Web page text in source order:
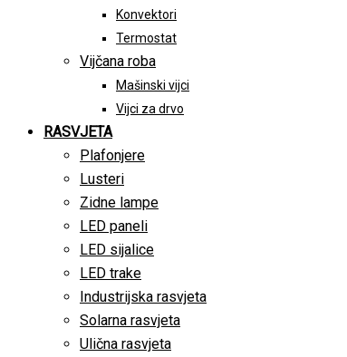
Konvektori
Termostat
Vijčana roba
Mašinski vijci
Vijci za drvo
RASVJETA
Plafonjere
Lusteri
Zidne lampe
LED paneli
LED sijalice
LED trake
Industrijska rasvjeta
Solarna rasvjeta
Ulična rasvjeta